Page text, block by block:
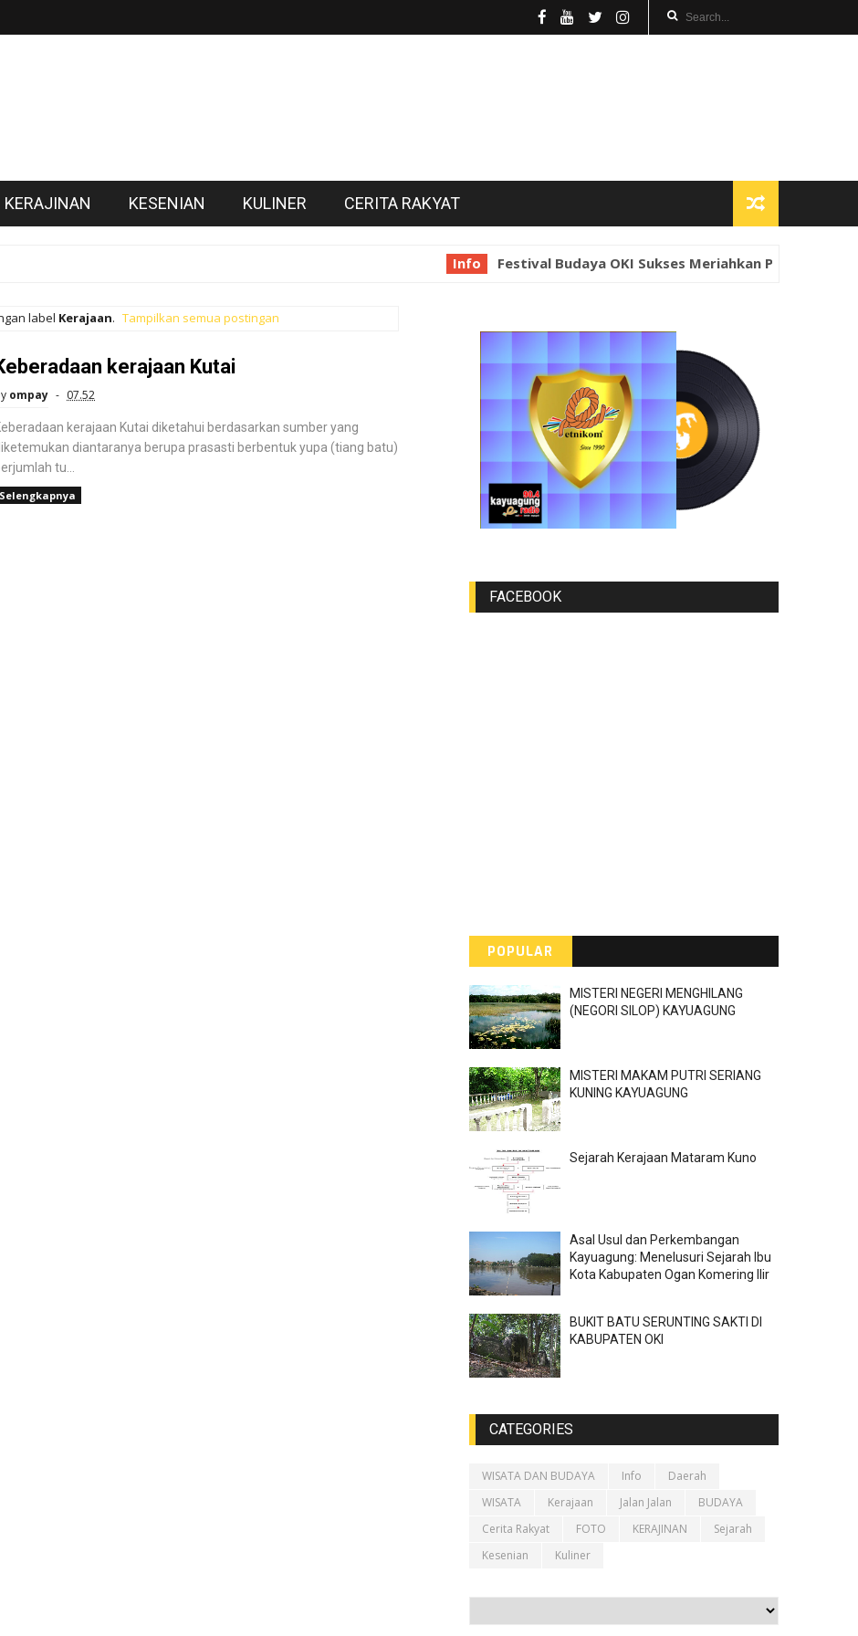
KERAJINAN KESENIAN KULINER CERITA RAKYAT
Festival Budaya OKI Sukses Meriahkan Perayaan Idul Fitri
label Kerajaan. Tampilkan semua postingan
kerajaan Kutai
ompay 07.52
kerajaan Kutai diketahui berdasarkan sumber yang
diantaranya berupa prasasti berbentuk yupa (tiang batu)
tu...
Selengkapnya
FACEBOOK
POPULAR
MISTERI NEGERI MENGHILANG
(NEGORI SILOP) KAYUAGUNG
MISTERI MAKAM PUTRI SERIANG
KUNING KAYUAGUNG
Sejarah Kerajaan Mataram Kuno
Asal Usul dan Perkembangan
Kayuagung: Menelusuri Sejarah Ibu
Kota Kabupaten Ogan Komering Ilir
BUKIT BATU SERUNTING SAKTI DI
KABUPATEN OKI
CATEGORIES
WISATA DAN BUDAYA Info
Daerah
WISATA
Kerajaan Jalan Jalan
BUDAYA
Cerita Rakyat
FOTO KERAJINAN
Sejarah
Kesenian
Kuliner